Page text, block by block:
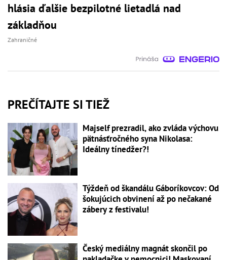
hlásia ďalšie bezpilotné lietadlá nad
základňou
Zahraničné
PREČÍTAJTE SI TIEŽ
Majself prezradil, ako zvláda výchovu
pätnásťročného syna Nikolasa:
Ideálny tínedžer?!
Týždeň od škandálu Gáboríkovcov: Od
šokujúcich obvinení až po nečakané
zábery z festivalu!
Český mediálny magnát skončil po